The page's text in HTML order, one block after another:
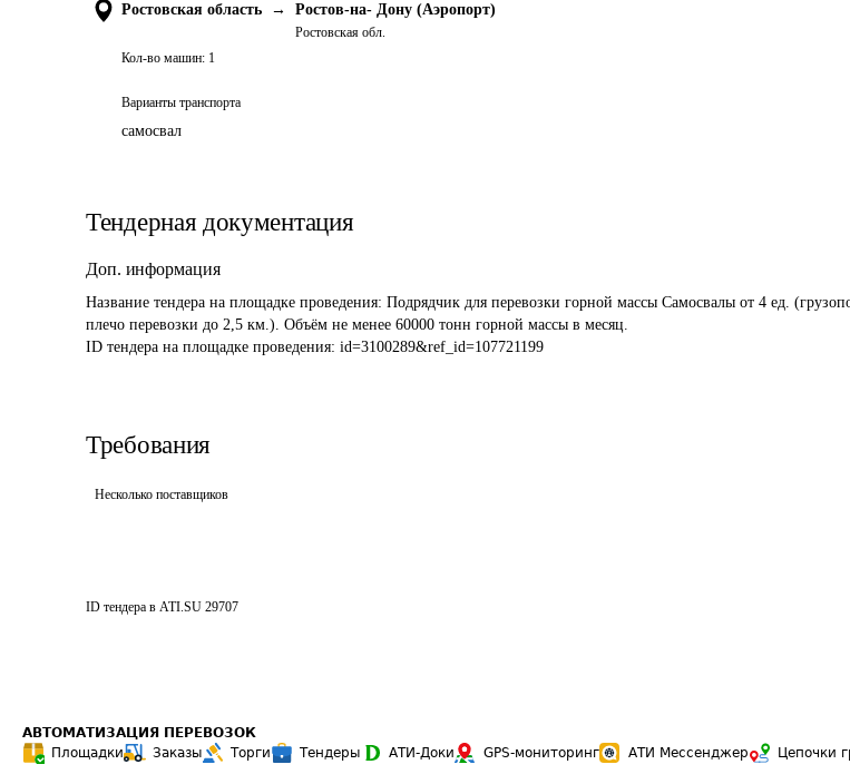
Ростовская область → Ростов-на- Дону (Аэропорт)
Ростовская обл.
Кол-во машин: 1
Варианты транспорта
самосвал
Тендерная документация
Доп. информация
Название тендера на площадке проведения: Подрядчик для перевозки горной массы Самосвалы от 4 ед.
плечо перевозки до 2,5 км.). Объём не менее 60000 тонн горной массы в месяц.
ID тендера на площадке проведения: id=3100289&ref_id=107721199
Требования
Несколько поставщиков
ID тендера в ATI.SU 29707
АВТОМАТИЗАЦИЯ ПЕРЕВОЗОК
Площадки
Заказы Торги Тендеры АТИ-Доки GPS-мониторинг АТИ Мессенджер Цепочки